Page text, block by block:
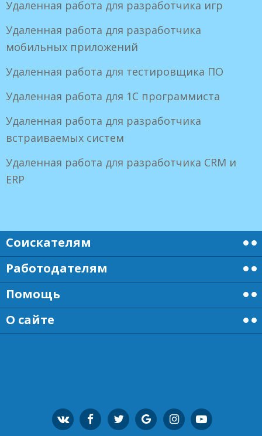
Удаленная работа для разработчика игр
Удаленная работа для разработчика
мобильных приложений
Удаленная работа для тестировщика ПО
Удаленная работа для 1С программиста
Удаленная работа для разработчика
встраиваемых систем
Удаленная работа для разработчика CRM и
ERP
Соискателям
Работодателям
Помощь
О сайте